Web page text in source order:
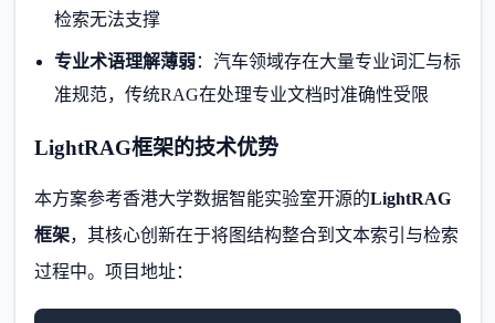
检索无法支撑
专业术语理解薄弱：汽车领域存在大量专业词汇与标
准规范，传统RAG在处理专业文档时准确性受限
LightRAG框架的技术优势
本方案参考香港大学数据智能实验室开源的LightRAG
框架，其核心创新在于将图结构整合到文本索引与检索
过程中。项目地址：